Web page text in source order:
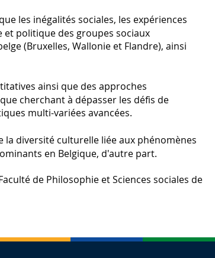
les inégalités sociales, les expériences
et politique des groupes sociaux
(Bruxelles, Wallonie et Flandre), ainsi
ainsi que des approches
cherchant à dépasser les défis de
multi-variées avancées.
diversité culturelle liée aux phénomènes
en Belgique, d'autre part.
de Philosophie et Sciences sociales de